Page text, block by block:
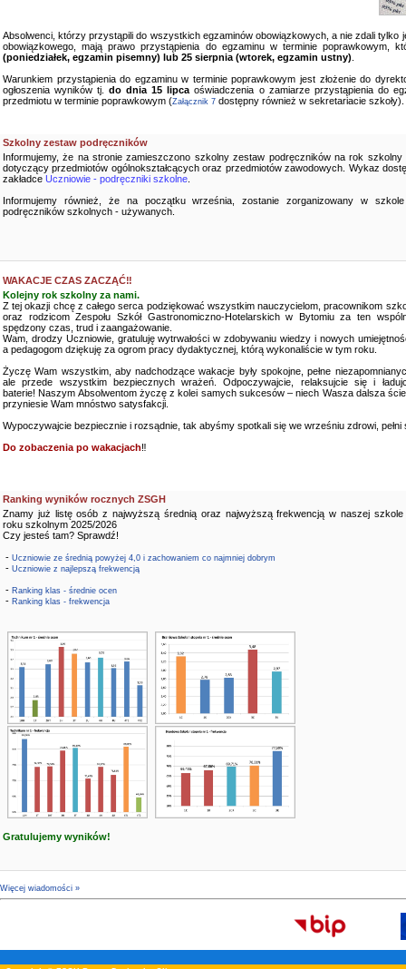
Absolwenci, którzy przystąpili do wszystkich egzaminów obowiązkowych, a nie zdali tylko
obowiązkowego, mają prawo przystąpienia do egzaminu w terminie poprawkowym,
(poniedziałek, egzamin pisemny) lub 25 sierpnia (wtorek, egzamin ustny)
Warunkiem przystąpienia do egzaminu w terminie poprawkowym jest złożenie do
ogłoszenia wyników tj.do dnia 15 lipca oświadczenia o zamiarze przystąpienia do
przedmiotu w terminie poprawkowym (Załącznik 7 dostępny również w sekretariacie szkoły).
Szkolny zestaw podręczników
Informujemy, że na stronie zamieszczono szkolny zestaw podręczników na rok szkolny
dotyczący przedmiotów ogólnokształcących oraz przedmiotów zawodowych. Wykaz
zakładce Uczniowie - podręczniki szkolne
Informujemy również, że na początku września, zostanie zorganizowany w
podręczników szkolnych - używanych.
WAKACJE CZAS ZACZĄĆ‼️
Kolejny rok szkolny za nami.
Z tej okazji chcę z całego serca podziękować wszystkim nauczycielom, pracownikom
oraz rodzicom Zespołu Szkół Gastronomiczno-Hotelarskich w Bytomiu za ten
spędzony czas, trud i zaangażowanie.
Wam, drodzy Uczniowie, gratuluję wytrwałości w zdobywaniu wiedzy i nowych
a pedagogom dziękuję za ogrom pracy dydaktycznej, którą wykonaliście w tym roku.
Życzę Wam wszystkim, aby nadchodzące wakacje były spokojne, pełne
ale przede wszystkim bezpiecznych wrażeń. Odpoczywajcie, relaksujcie się i
baterie! Naszym Absolwentom życzę z kolei samych sukcesów – niech Wasza dalsza
przyniesie Wam mnóstwo satysfakcji.
Wypoczywajcie bezpiecznie i rozsądnie, tak abyśmy spotkali się we wrześniu zdrowi, pełni
Do zobaczenia po wakacjach‼️
Ranking wyników rocznych ZSGH
Znamy już listę osób z najwyższą średnią oraz najwyższą frekwencją w naszej szkole
roku szkolnym 2025/2026
Czy jesteś tam? Sprawdź!
- Uczniowie ze średnią powyżej 4,0 i zachowaniem co najmniej dobrym
- Uczniowie z najlepszą frekwencją
- Ranking klas - średnie ocen
- Ranking klas - frekwencja
Gratulujemy wyników!
Więcej wiadomości »